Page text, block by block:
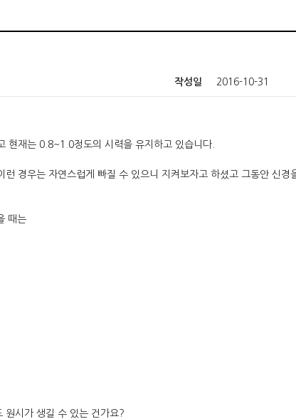
작성일 2016-10-31
현재는 0.8~1.0정도의 시력을 유지하고 있습니다.
경우는 자연스럽게 빠질 수 있으니 지켜보자고 하셨고 그동안 신
때는
원시가 생길 수 있는 건가요?